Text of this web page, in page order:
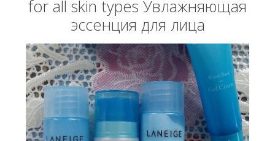
for all skin types Увлажняющая
эссенция для лица